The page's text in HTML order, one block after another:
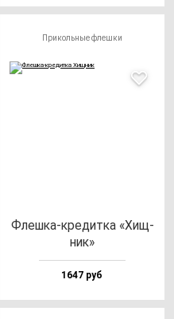
Прикольные флешки
Флеш­ка-кре­дит­ка «Хищ­
ник»
1647 руб